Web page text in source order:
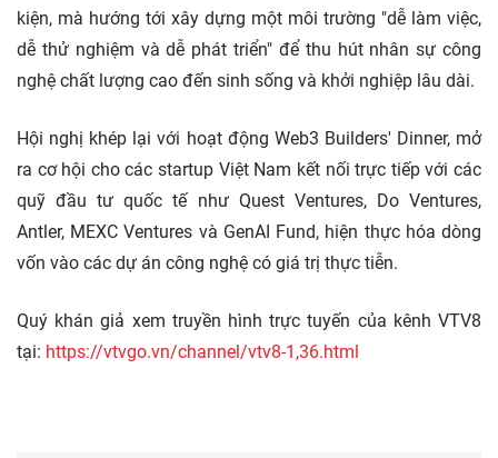
kiện, mà hướng tới xây dựng một môi trường "dễ làm việc,
dễ thử nghiệm và dễ phát triển" để thu hút nhân sự công
nghệ chất lượng cao đến sinh sống và khởi nghiệp lâu dài.
Hội nghị khép lại với hoạt động Web3 Builders' Dinner, mở
ra cơ hội cho các startup Việt Nam kết nối trực tiếp với các
quỹ đầu tư quốc tế như Quest Ventures, Do Ventures,
Antler, MEXC Ventures và GenAI Fund, hiện thực hóa dòng
vốn vào các dự án công nghệ có giá trị thực tiễn.
Quý khán giả xem truyền hình trực tuyến của kênh VTV8
tại: https://vtvgo.vn/channel/vtv8-1,36.html